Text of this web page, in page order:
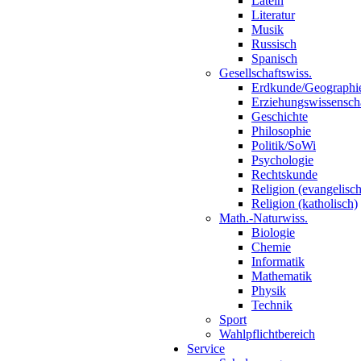
Literatur
Musik
Russisch
Spanisch
Gesellschaftswiss.
Erdkunde/
Geschichte
Philosophie
Politik/SoWi
Psychologie
Rechtskunde
Religion
Religion (katholisch)
Math.-Naturwiss.
Biologie
Chemie
Informatik
Mathematik
Physik
Technik
Sport
Wahlpflichtbereich
Service